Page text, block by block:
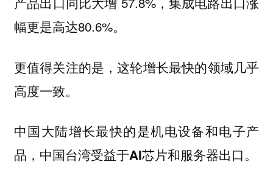
幅更是高达80.6%。
更值得关注的是，这轮增长最快的领域几乎
高度一致。
中国大陆增长最快的是机电设备和电子产
品，中国台湾受益于AI芯片和服务器出口。